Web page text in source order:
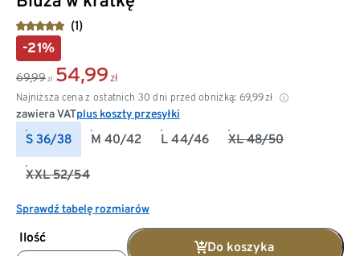
(1)
-21%
69,99 zł 54,99 zł
Najniższa cena z ostatnich 30 dni przed obniżką: 69,99 zł
zawiera VATplus koszty przesyłki
S 36/38 M 40/42 L 44/46 XL 48/50
XXL 52/54
Sprawdź tabelę rozmiarów
Ilość
Do koszyka